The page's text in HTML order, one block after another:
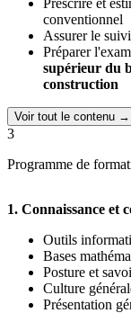
votre rythme
Formation
personnalisé,
cours
Alternance et
niveau 5,
Un retour à
83% de
Prescrire et
conventionnel
Assurer le
Préparer
supérieur du
construction
Voir tout le contenu →
3
Programme de
1. Connaissance et
Outils
Bases
Posture et
Culture
Présentation